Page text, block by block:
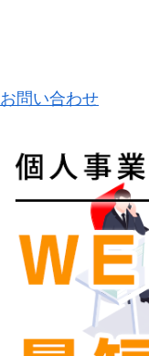
お問い合わせ